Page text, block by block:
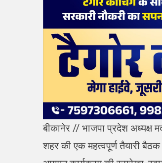
बीकानेर // भाजपा प्रदेश अध्यक्ष
शहर की एक महत्वपूर्ण तैयारी